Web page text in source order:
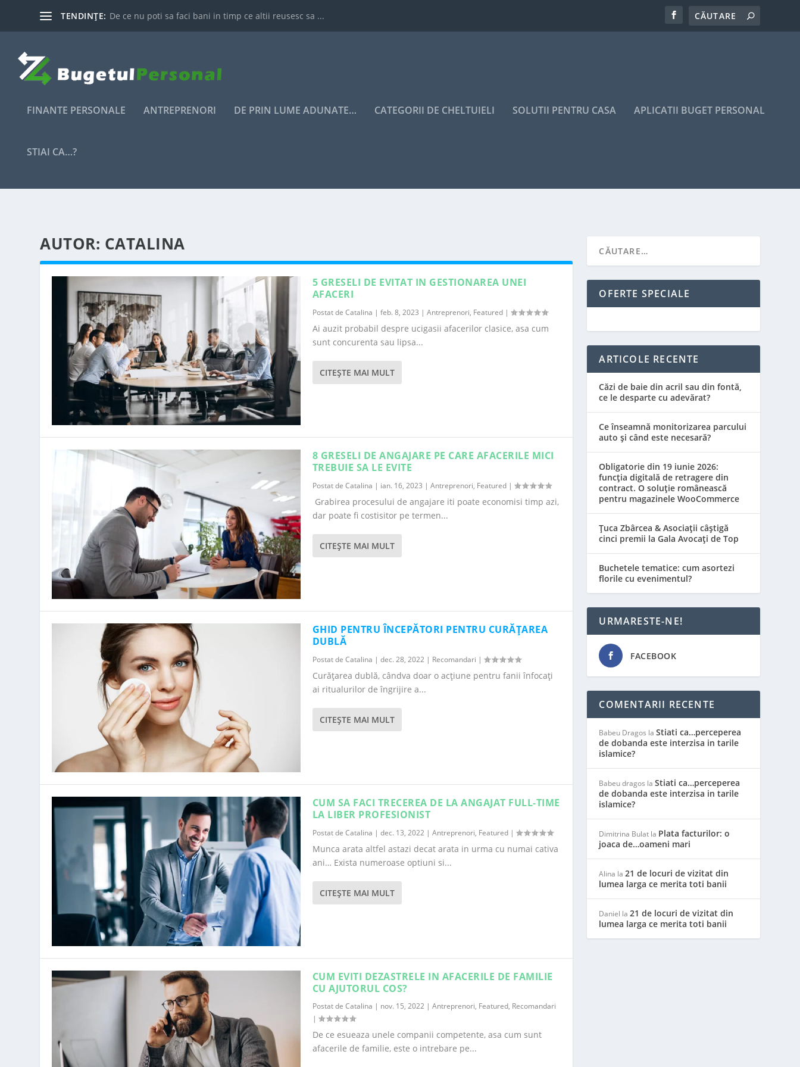
TENDINȚE: De ce nu poti sa faci bani in timp ce altii reusesc sa ...
FINANTE PERSONALE ANTREPRENORI DE PRIN LUME ADUNATE… CATEGORII DE CHELTUIELI SOLUTII PENTRU CASA APLICATII BUGET PERSONAL
STIAI CA…?
AUTOR: CATALINA
5 GRESELI DE EVITAT IN GESTIONAREA UNEI
AFACERI
Postat de Catalina | feb. 8, 2023 | Antreprenori, Featured|
Ai auzit probabil despre ucigasii afacerilor clasice, asa cum
sunt concurenta sau lipsa...
CITEŞTE MAI MULT
8 GRESELI DE ANGAJARE PE CARE AFACERILE MICI
TREBUIE SA LE EVITE
Postat de Catalina | ian. 16, 2023 | Antreprenori, Featured|
Grabirea procesului de angajare iti poate economisi timp azi,
dar poate fi costisitor pe termen...
CITEŞTE MAI MULT
GHID PENTRU ÎNCEPĂTORI PENTRU CURĂȚAREA
DUBLĂ
Postat de Catalina | dec. 28, 2022| Recomandari |
Curățarea dublă, cândva doar o acțiune pentru fanii înfocați
ai ritualurilor de îngrijire a...
CITEŞTE MAI MULT
CUM SA FACI TRECEREA DE LA ANGAJAT FULL-TIME
LA LIBER PROFESIONIST
Postat de Catalina | dec. 13, 2022| Antreprenori, Featured|
Munca arata altfel astazi decat arata in urma cu numai cativa
ani… Exista numeroase optiuni si...
CITEŞTE MAI MULT
CUM EVITI DEZASTRELE IN AFACERILE DE FAMILIE
CU AJUTORUL COS?
Postat de Catalina | nov. 15, 2022| Antreprenori, Featured, Recomandari
|
De ce esueaza unele companii competente, asa cum sunt
afacerile de familie, este o intrebare pe...
OFERTE SPECIALE
ARTICOLE RECENTE
Căzi de baie din acril sau din fontă,
ce le desparte cu adevărat?
Ce înseamnă monitorizarea parcului
auto și când este necesară?
Obligatorie din 19 iunie 2026:
funcția digitală de retragere din
contract. O soluție românească
pentru magazinele WooCommerce
Țuca Zbârcea & Asociații câștigă
cinci premii la Gala Avocați de Top
Buchetele tematice: cum asortezi
florile cu evenimentul?
URMARESTE-NE!
FACEBOOK
COMENTARII RECENTE
Babeu Dragos laStiati ca…perceperea
de dobanda este interzisa in tarile
islamice?
Babeu dragos laStiati ca…perceperea
de dobanda este interzisa in tarile
islamice?
Dimitrina Bulat la Plata facturilor: o
joaca de…oameni mari
Alina la21 de locuri de vizitat din
lumea larga ce merita toti banii
Daniel la21 de locuri de vizitat din
lumea larga ce merita toti banii